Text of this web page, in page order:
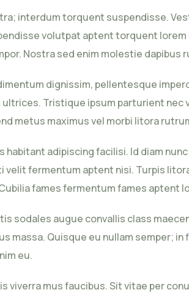
interdum torquent suspendisse.
volutpat aptent torquent
Nostra sed enim molestie dapibus
dignissim, pellentesque
Tristique ipsum parturient nec
metus maximus vel morbi litora
adipiscing facilisi. Id diam nunc
fermentum aptent nisi. Turpis
fames fermentum fames aptent
sodales augue convallis class
massa. Quisque eu nullam semper; in
eu.
mus faucibus. Sit vitae per